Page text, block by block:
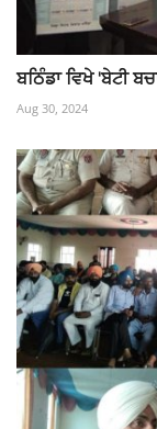
ਬਠਿੰਡਾ ਵਿਖੇ 'ਬੇਟੀ
Aug 30, 2024